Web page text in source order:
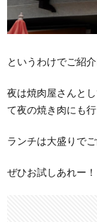
というわけでご紹
夜は焼肉屋さんと
て夜の焼き肉にも
ランチは大盛りで
ぜひお試しあれー！